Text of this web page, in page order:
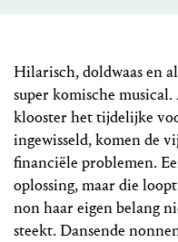
Hilarisch, doldwaas en
super komische
klooster het tijdelijke
ingewisseld, komen de
financiële problemen.
oplossing, maar die
non haar eigen belang
steekt. Dansende